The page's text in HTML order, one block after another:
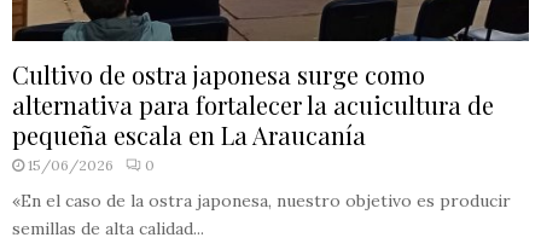
Cultivo de ostra japonesa surge como
alternativa para fortalecer la acuicultura de
pequeña escala en La Araucanía
15/06/2026 0
«En el caso de la ostra japonesa, nuestro objetivo es producir
semillas de alta calidad...